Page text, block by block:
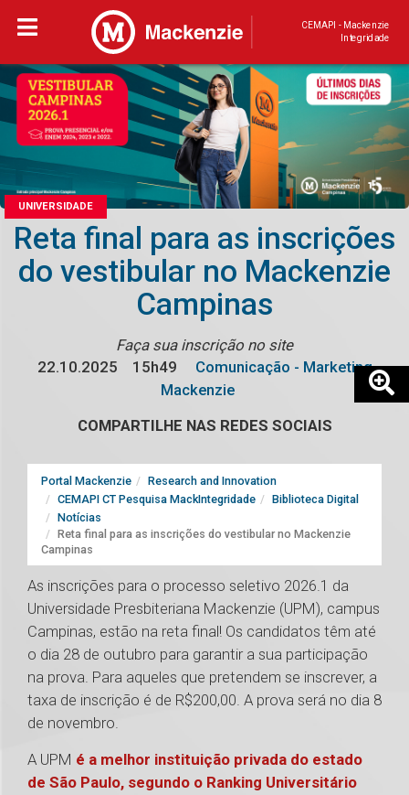
CEMAPI - Mackenzie
Integridade
UNIVERSIDADE
Reta final para as inscrições
do vestibular no Mackenzie
Campinas
Faça sua inscrição no site
22.10.2025
15h49
Comunicação - Marketing
Mackenzie
COMPARTILHE NAS REDES SOCIAIS
Portal Mackenzie
Research and Innovation
CEMAPI CT Pesquisa MackIntegridade
Biblioteca Digital
Notícias
Reta final para as inscrições do vestibular no Mackenzie
Campinas
As inscrições para o processo seletivo 2026.1 da
Universidade Presbiteriana Mackenzie (UPM), campus
Campinas, estão na reta final! Os candidatos têm até
o dia 28 de outubro para garantir a sua participação
na prova. Para aqueles que pretendem se inscrever, a
taxa de inscrição é de R$200,00. A prova será no dia 8
de novembro.
A UPM é a melhor instituição privada do estado
de São Paulo, segundo o Ranking Universitário